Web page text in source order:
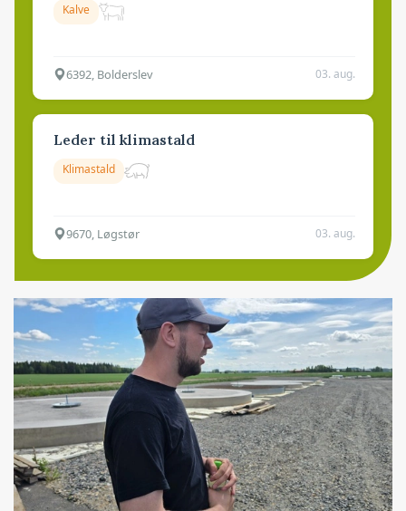
Kalve
6392, Bolderslev 03. aug.
Leder til klimastald
Klimastald
9670, Løgstør 03. aug.